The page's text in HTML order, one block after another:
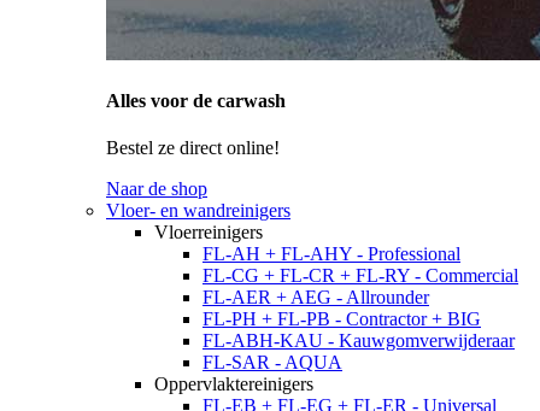
Alles voor de carwash
Bestel ze direct online!
Naar de shop
Vloer- en wandreinigers
Vloerreinigers
FL-AH + FL-AHY - Professional
FL-CG + FL-CR + FL-RY - Commercial
FL-AER + AEG - Allrounder
FL-PH + FL-PB - Contractor + BIG
FL-ABH-KAU - Kauwgomverwijderaar
FL-SAR - AQUA
Oppervlaktereinigers
FL-EB + FL-EG + FL-ER - Universal